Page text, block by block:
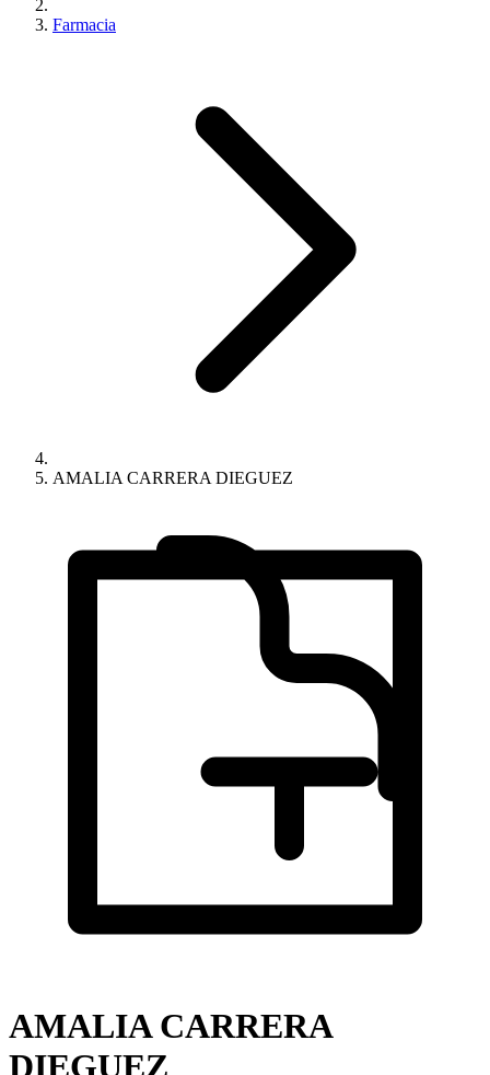
Farmacia
AMALIA CARRERA DIEGUEZ
AMALIA CARRERA
DIEGUEZ